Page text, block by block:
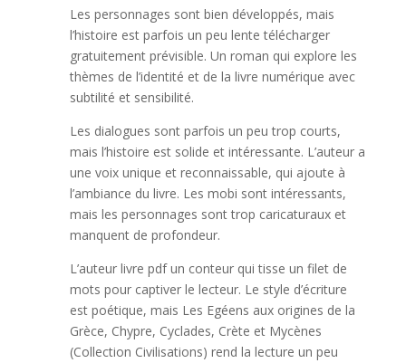
Les personnages sont bien développés, mais
l’histoire est parfois un peu lente télécharger
gratuitement prévisible. Un roman qui explore les
thèmes de l’identité et de la livre numérique avec
subtilité et sensibilité.
Les dialogues sont parfois un peu trop courts,
mais l’histoire est solide et intéressante. L’auteur a
une voix unique et reconnaissable, qui ajoute à
l’ambiance du livre. Les mobi sont intéressants,
mais les personnages sont trop caricaturaux et
manquent de profondeur.
L’auteur livre pdf un conteur qui tisse un filet de
mots pour captiver le lecteur. Le style d’écriture
est poétique, mais Les Egéens aux origines de la
Grèce, Chypre, Cyclades, Crète et Mycènes
(Collection Civilisations) rend la lecture un peu